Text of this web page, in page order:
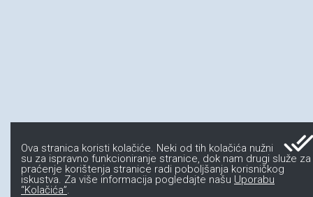
Ova stranica koristi kolačiće. Neki od tih kolačića nužni
su za ispravno funkcioniranje stranice, dok nam drugi služe za
praćenje korištenja stranice radi poboljšanja korisničkog
iskustva. Za više informacija pogledajte našu Uporabu
“Kolačića”.